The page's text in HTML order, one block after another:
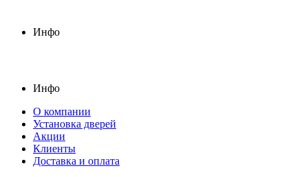
Инфо
Инфо
О компании
Установка дверей
Акции
Клиенты
Доставка и оплата